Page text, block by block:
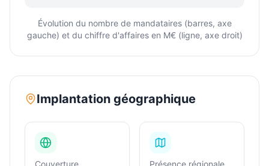
Évolution du nombre de mandataires (barres, axe
gauche) et du chiffre d'affaires en M€ (ligne, axe droit)
Implantation géographique
Couverture
Présence régionale